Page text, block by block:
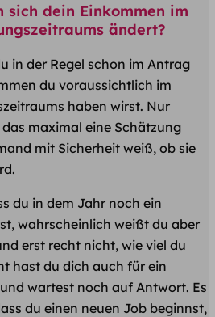
sich dein Einkommen im
ändert?
in der Regel schon im Antrag
du voraussichtlich im
haben wirst. Nur
maximal eine Schätzung
mit Sicherheit weiß, ob sie
du in dem Jahr noch ein
wahrscheinlich weißt du aber
erst recht nicht, wie viel du
hast du dich auch für ein
wartest noch auf Antwort. Es
du einen neuen Job beginnst,